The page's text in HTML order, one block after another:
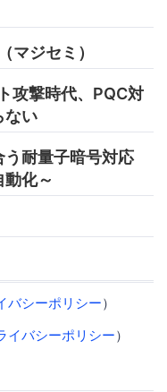
ジセミ）
撃時代、PQC対
ない
子暗号対応
化～
バシーポリシー）
イバシーポリシー）